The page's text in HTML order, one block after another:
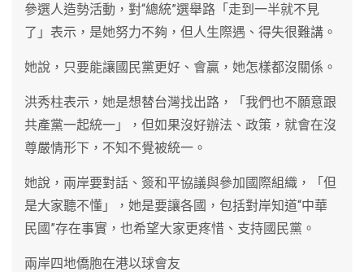
參選人造勢活動，對“總統”選舉路「走到一半就不見
了」表示，是她努力不夠，但人生際遇、得失很難講。
她說，只要能讓國民黨更好、會贏，她怎樣都沒關係。
洪秀柱表示，她是想替台灣找出路，「我們也不願意跟
共產黨一起統一」，但如果沒好辦法、政策，就會在沒
尊嚴情形下，不知不覺被統一。
她說，兩岸要對話、簽和平協議與參加國際組織，「但
是大家聽不懂」，她是要讓各國，包括對岸知道“中華
民國”存在事實，也希望大家更疼惜、支持國民黨。
兩岸四地僑胞在港以球會友